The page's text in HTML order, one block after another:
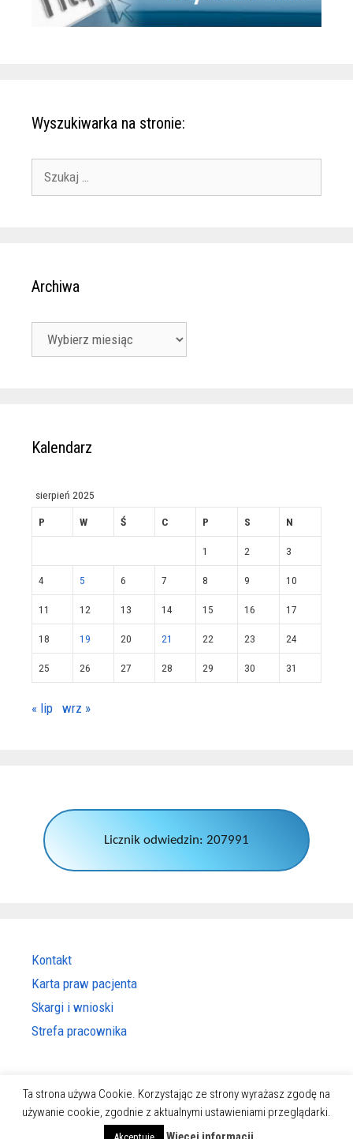
Wyszukiwarka na stronie:
Archiwa
Kalendarz
sierpień 2025
P W Ś C P S N
1 2 3
4 5 6 7 8 9 10
11 12 13 14 15 16 17
18 19 20 21 22 23 24
25 26 27 28 29 30 31
« lip wrz »
Licznik odwiedzin: 207991
Kontakt
Karta praw pacjenta
Skargi i wnioski
Strefa pracownika
© 2019 Wojewódzka Stacja Pogotowia Ratunkowego w Białymstoku •
Powered by Daro
Ta strona używa Cookie. Korzystając ze strony wyrażasz zgodę na
używanie cookie, zgodnie z aktualnymi ustawieniami przeglądarki.